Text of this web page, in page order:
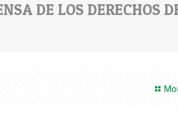
DE LOS DERECHOS